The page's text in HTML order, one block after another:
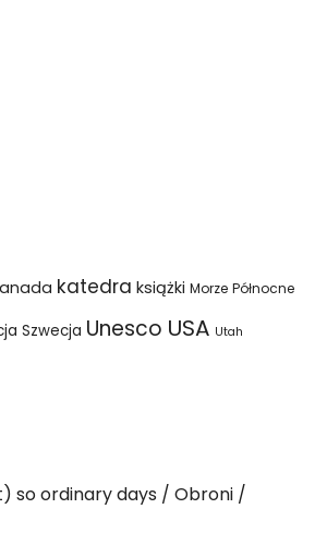
katedra książki Morze Północne
Szwecja Unesco USA Utah
so ordinary days
Obroni